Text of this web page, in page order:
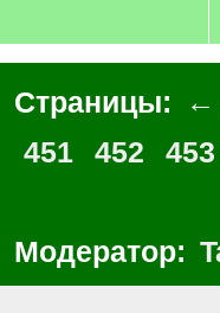
Страницы: ←
451
452 453
Модератор: